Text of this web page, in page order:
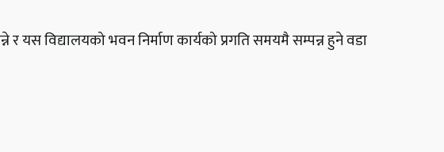
विद्यालयको भवन निर्माण कार्यको प्रगति समयमै सम्पन्न हुने वडा